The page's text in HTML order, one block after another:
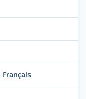
Français